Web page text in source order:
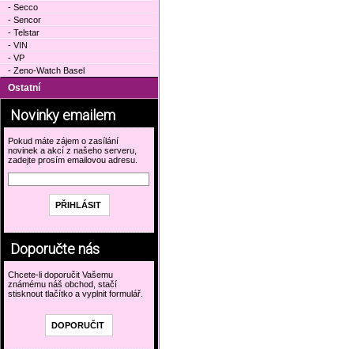
- Secco
- Sencor
- Telstar
- VIN
- VP
- Zeno-Watch Basel
Ostatní
Novinky emailem
Pokud máte zájem o zasílání
novinek a akcí z našeho serveru,
zadejte prosím emailovou adresu.
Doporučte nás
Chcete-li doporučit Vašemu
známému náš obchod, stačí
stisknout tlačítko a vyplnit formulář.